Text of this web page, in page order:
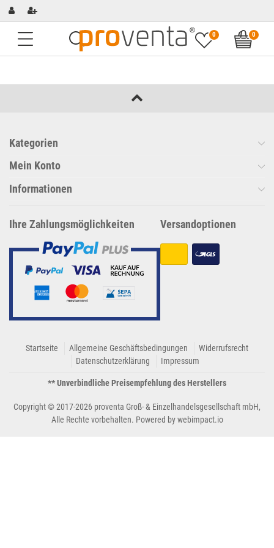
0 0
Kategorien
Mein Konto
Informationen
Ihre Zahlungsmöglichkeiten Versandoptionen
Startseite Allgemeine Geschäftsbedingungen
Widerrufsrecht
Datenschutzerklärung
Impressum
** Unverbindliche Preisempfehlung des Herstellers
Copyright © 2017-2026 proventa Groß- & Einzelhandelsgesellschaft mbH,
Alle Rechte vorbehalten. Powered bywebimpact.io